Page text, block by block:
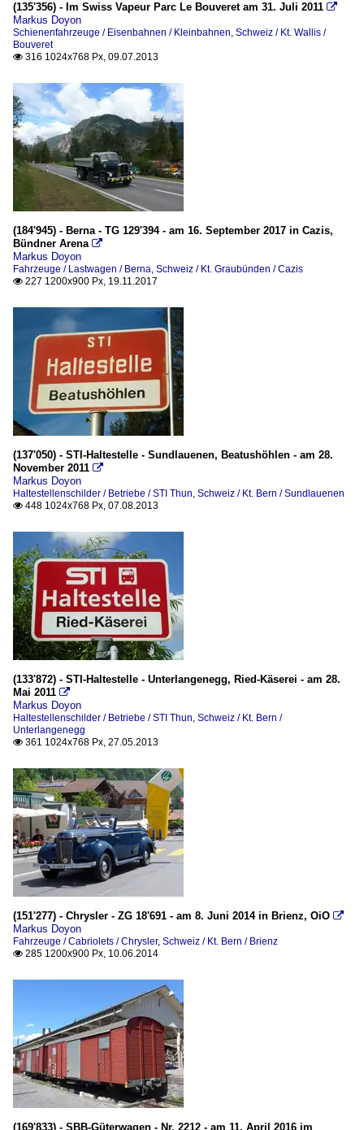
(135'356) - Im Swiss Vapeur Parc Le Bouveret am 31. Juli 2011 
Markus Doyon
Schienenfahrzeuge / Eisenbahnen / Kleinbahnen, Schweiz / Kt. Wallis /
Bouveret
 316 1024x768 Px, 09.07.2013
(184'945) - Berna - TG 129'394 - am 16. September 2017 in Cazis,
Bündner Arena 
Markus Doyon
Fahrzeuge / Lastwagen / Berna, Schweiz / Kt. Graubünden / Cazis
 227 1200x900 Px, 19.11.2017
(137'050) - STI-Haltestelle - Sundlauenen, Beatushöhlen - am 28.
November 2011 
Markus Doyon
Haltestellenschilder / Betriebe / STI Thun, Schweiz / Kt. Bern / Sundlauenen
 448 1024x768 Px, 07.08.2013
(133'872) - STI-Haltestelle - Unterlangenegg, Ried-Käserei - am 28.
Mai 2011 
Markus Doyon
Haltestellenschilder / Betriebe / STI Thun, Schweiz / Kt. Bern /
Unterlangenegg
 361 1024x768 Px, 27.05.2013
(151'277) - Chrysler - ZG 18'691 - am 8. Juni 2014 in Brienz, OiO 
Markus Doyon
Fahrzeuge / Cabriolets / Chrysler, Schweiz / Kt. Bern / Brienz
 285 1200x900 Px, 10.06.2014
(169'833) - SBB-Güterwagen - Nr. 2212 - am 11. April 2016 im